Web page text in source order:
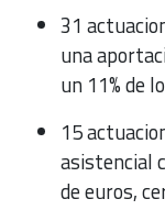
31
una
un 11% de
15
asistencial
de euros,